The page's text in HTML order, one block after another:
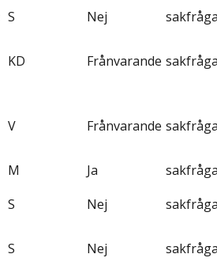
S Nej
KD Frånvarande
V Frånvarande
M Ja
S Nej
S Nej